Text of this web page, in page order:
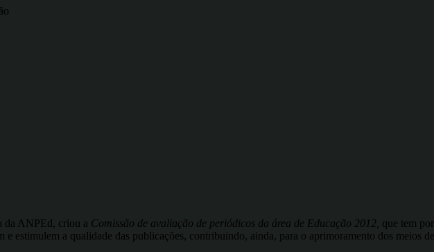
da ANPEd, criou a Comissão de avaliação de periódicos da área de Educação 2012, que tem
estimulem a qualidade das publicações, contribuindo, ainda, para o aprimoramento dos meios